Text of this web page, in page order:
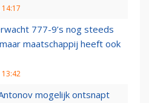
777-9’s nog steeds
maatschappij heeft ook
13:42
mogelijk ontsnapt